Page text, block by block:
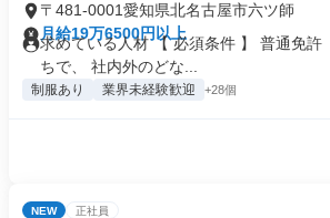
〒481-0001愛知県北名古屋市六ツ師
月給19万6500円以上
求めている人材 【 必須条件 】 普通免許
ちで、 社内外のどな...
制服あり 業界未経験歓迎 +28個
NEW 正社員